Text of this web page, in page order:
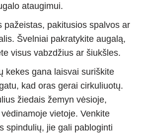
ataugimui.
pažeistas, pakitusios spalvos ar
Švelniai pakratykite augalą,
visus vabzdžius ar šiukšles.
kekes gana laisvai suriškite
kad oras gerai cirkuliuotų.
žiedais žemyn vėsioje,
vietoje. Venkite
spindulių, jie gali pabloginti